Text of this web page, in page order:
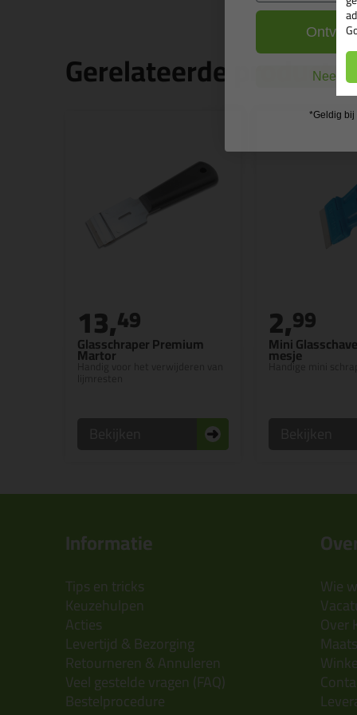
Gerelateerde
Glasschraper Premium
Martor
Handig voor het verwijderen van
13,49
Mini
mesje
Handige mini
2,99
Informatie
Tips en tricks
Keuzehulpen
Acties
Levertijd & Bezorging
Retourneren & Annuleren
Veel gestelde vragen (FAQ)
Bestelprocedure
Wie
Over
Nee, ik
*Geldig bij